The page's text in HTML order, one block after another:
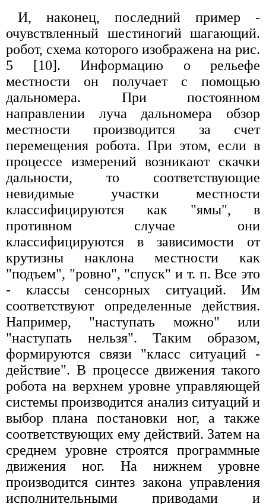
И, наконец, последний пример -
очувствленный шестиногий шагающий.
робот, схема которого изображена на рис.
5 [10]. Информацию о рельефе
местности он получает с помощью
дальномера. При постоянном
направлении луча дальномера обзор
местности производится за счет
перемещения робота. При этом, если в
процессе измерений возникают скачки
дальности, то соответствующие
невидимые участки местности
классифицируются как "ямы", в
противном случае они
классифицируются в зависимости от
крутизны наклона местности как
"подъем", "ровно", "спуск" и т. п. Все это
- классы сенсорных ситуаций. Им
соответствуют определенные действия.
Например, "наступать можно" или
"наступать нельзя". Таким образом,
формируются связи "класс ситуаций -
действие". В процессе движения такого
робота на верхнем уровне управляющей
системы производится анализ ситуаций и
выбор плана постановки ног, а также
соответствующих ему действий. Затем на
среднем уровне строятся программные
движения ног. На нижнем уровне
производится синтез закона управления
исполнительными приводами и